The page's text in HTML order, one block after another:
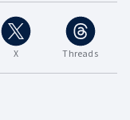
X Threads